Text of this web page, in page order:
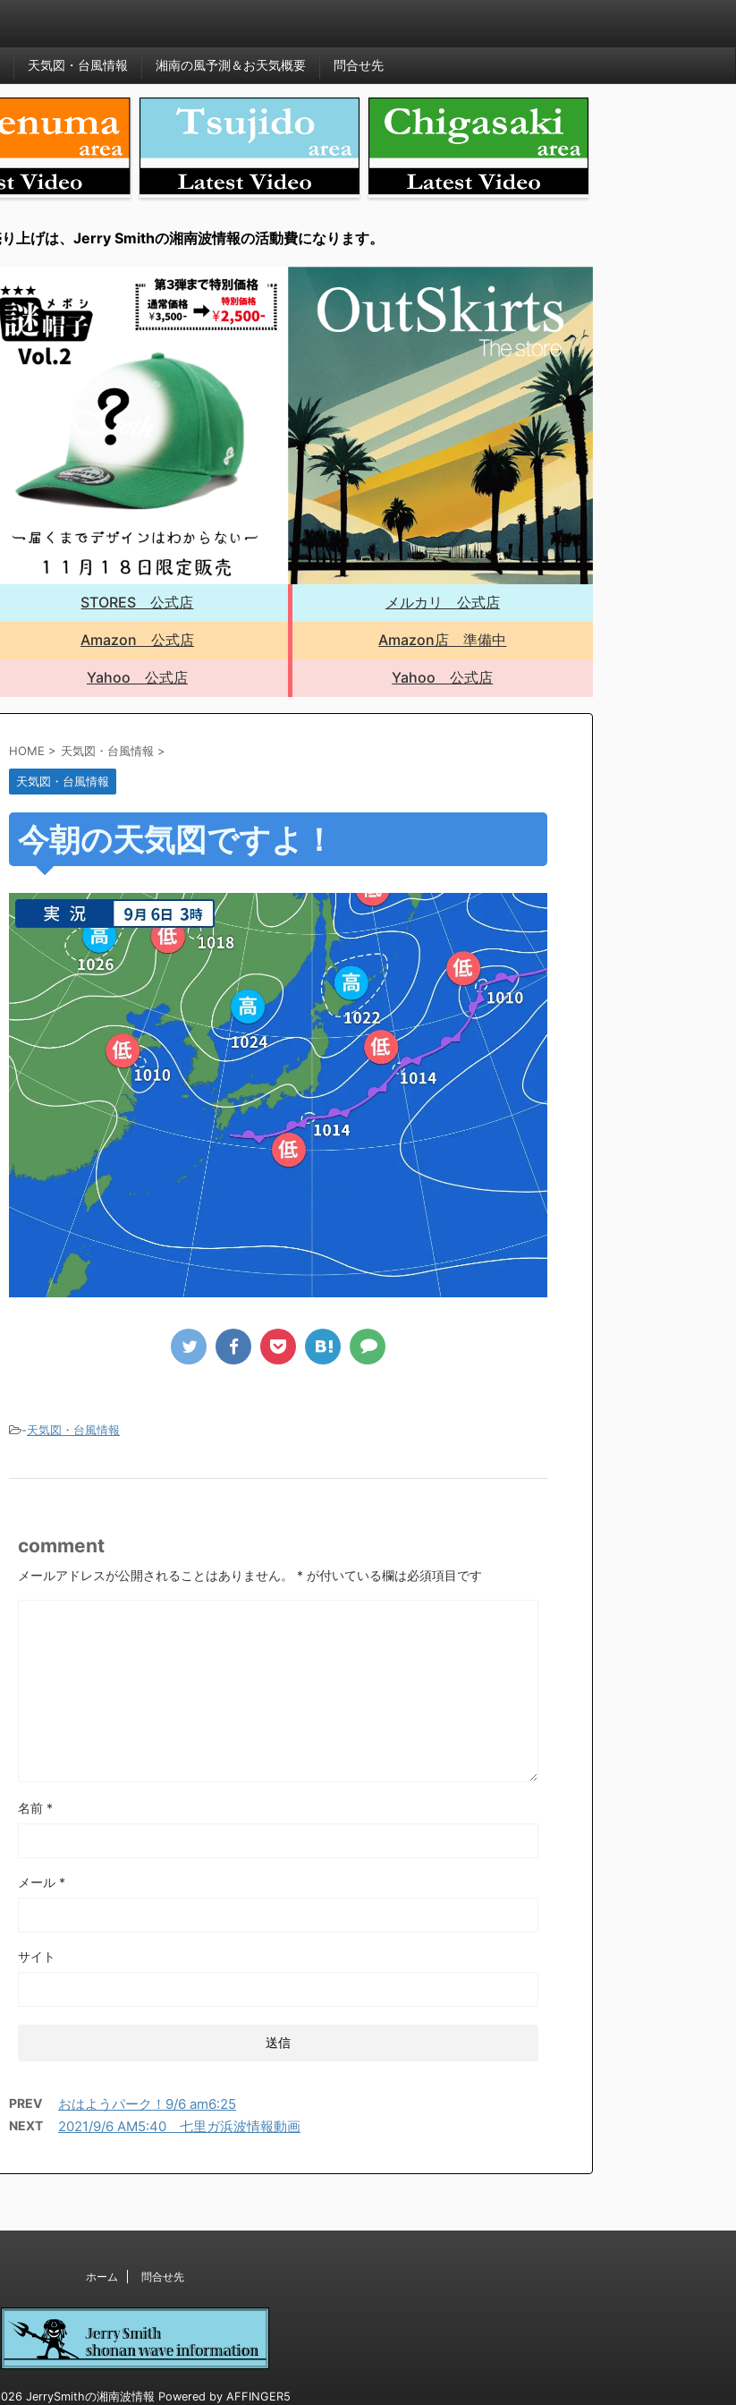
天気図・台風情報 湘南の風予測＆お天気概要 問合せ先
上げは、Jerry Smithの湘南波情報の活動費になります。
STORES 公式店
Amazon 公式店
Yahoo 公式店
メルカリ 公式店
Amazon店 準備中
Yahoo 公式店
HOME > 天気図・台風情報 >
天気図・台風情報
今朝の天気図ですよ！
-天気図・台風情報
comment
メールアドレスが公開されることはありません。 * が付いている欄は必須項目です
名前 *
メール *
サイト
PREV おはようパーク！9/6 am6:25
NEXT 2021/9/6 AM5:40 七里ガ浜波情報動画
ホーム 問合せ先
JerrySmithの湘南波情報 Powered by AFFINGER5